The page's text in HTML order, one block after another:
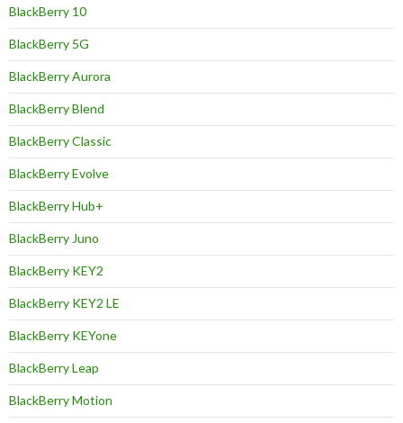
BlackBerry 10
BlackBerry 5G
BlackBerry Aurora
BlackBerry Blend
BlackBerry Classic
BlackBerry Evolve
BlackBerry Hub+
BlackBerry Juno
BlackBerry KEY2
BlackBerry KEY2 LE
BlackBerry KEYone
BlackBerry Leap
BlackBerry Motion